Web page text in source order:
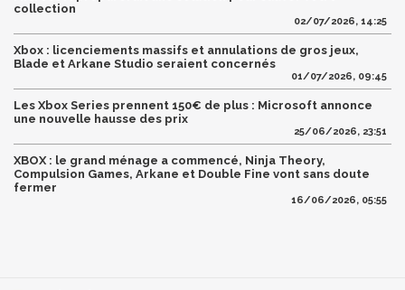
collection
02/07/2026, 14:25
Xbox : licenciements massifs et annulations de gros jeux,
Blade et Arkane Studio seraient concernés
01/07/2026, 09:45
Les Xbox Series prennent 150€ de plus : Microsoft annonce
une nouvelle hausse des prix
25/06/2026, 23:51
XBOX : le grand ménage a commencé, Ninja Theory,
Compulsion Games, Arkane et Double Fine vont sans doute
fermer
16/06/2026, 05:55